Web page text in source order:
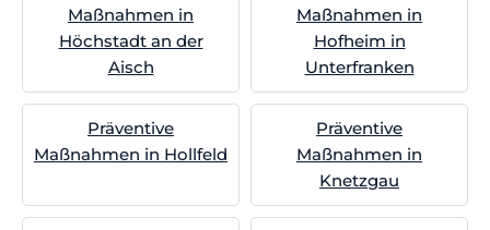
Maßnahmen in
Höchstadt an der
Aisch
Maßnahmen in
Hofheim in
Unterfranken
Präventive
Maßnahmen in Hollfeld
Präventive
Maßnahmen in
Knetzgau